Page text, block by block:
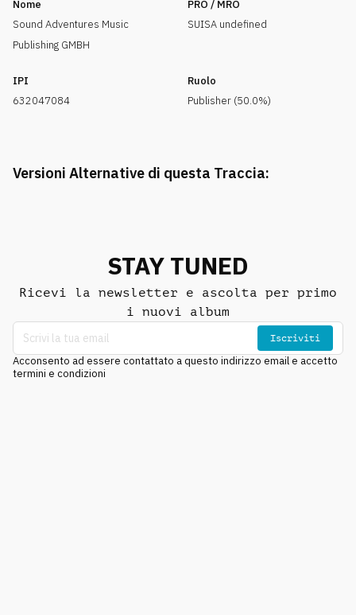
Nome
Sound Adventures Music
Publishing GMBH
PRO / MRO
SUISA undefined
IPI
632047084
Ruolo
Publisher (50.0%)
Versioni Alternative di questa Traccia:
STAY TUNED
Ricevi la newsletter e ascolta per primo
i nuovi album
Iscriviti
Acconsento ad essere contattato a questo indirizzo email e accetto
termini e condizioni